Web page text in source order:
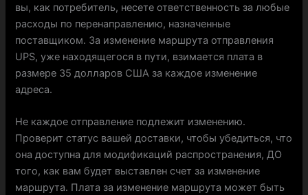
вы, как потребитель, несете ответственность за любые
расходы по перенаправлению, назначенные
поставщиком. За изменение маршрута отправления
UPS, уже находящегося в пути, взимается плата в
размере 35 долларов США за каждое изменение
адреса.
Не каждое отправление подлежит изменению.
Проверит статус вашей доставки, чтобы убедиться, что
она доступна для модификаций распространения, ДО
того, как вам будет выставлен счет за изменение
маршрута. Плата за изменение маршрута может быть